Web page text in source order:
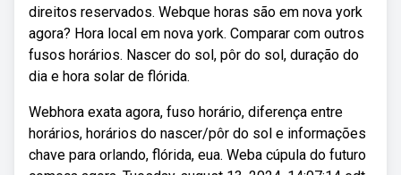
direitos reservados. Webque horas são em nova york
agora? Hora local em nova york. Comparar com outros
fusos horários. Nascer do sol, pôr do sol, duração do
dia e hora solar de flórida.
Webhora exata agora, fuso horário, diferença entre
horários, horários do nascer/pôr do sol e informações
chave para orlando, flórida, eua. Weba cúpula do futuro